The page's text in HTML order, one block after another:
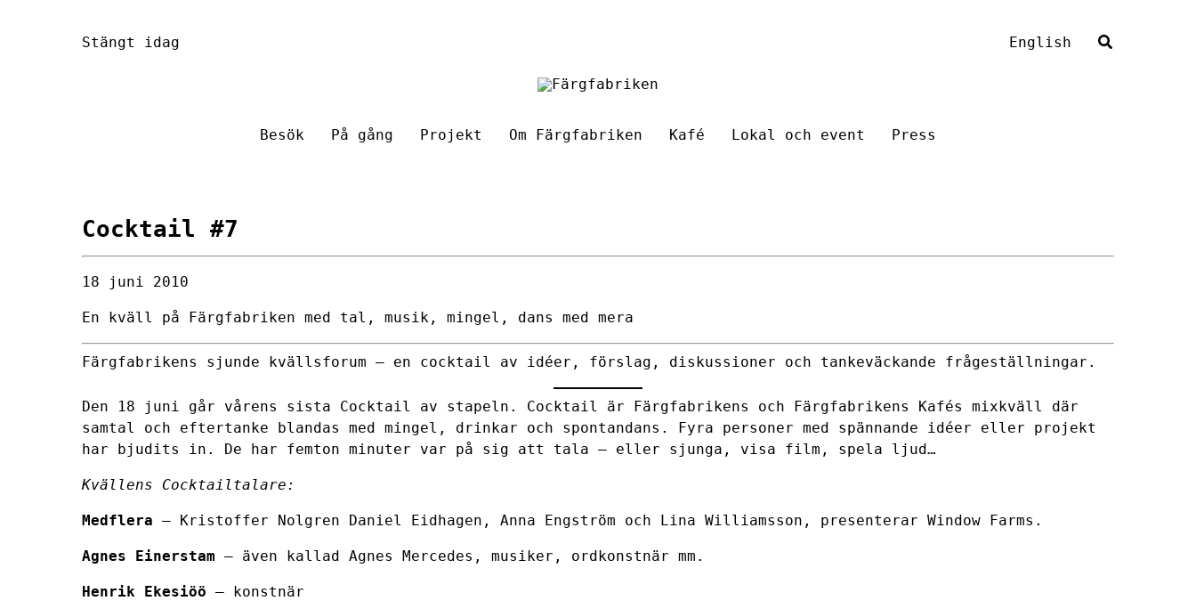
Stängt idag English
Besök På gång Projekt Om Färgfabriken Kafé Lokal och event Press
Cocktail #7
18 juni 2010
En kväll på Färgfabriken med tal, musik, mingel, dans med mera
Färgfabrikens sjunde kvällsforum – en cocktail av idéer, förslag, diskussioner och tankeväckande frågeställningar.
Den 18 juni går vårens sista Cocktail av stapeln. Cocktail är Färgfabrikens och Färgfabrikens Kafés mixkväll där
samtal och eftertanke blandas med mingel, drinkar och spontandans. Fyra personer med spännande idéer eller projekt
har bjudits in. De har femton minuter var på sig att tala – eller sjunga, visa film, spela ljud…
Kvällens Cocktailtalare:
Medflera – Kristoffer Nolgren Daniel Eidhagen, Anna Engström och Lina Williamsson, presenterar Window Farms.
Agnes Einerstam – även kallad Agnes Mercedes, musiker, ordkonstnär mm.
Henrik Ekesiöö – konstnär